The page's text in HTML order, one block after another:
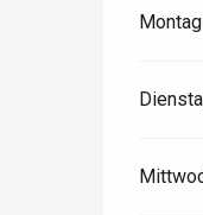
Montag